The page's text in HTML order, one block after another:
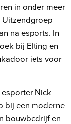
in onder meer
Uitzendgroep
na esports. In
bij Elting en
iets voor
esporter Nick
bij een moderne
bouwbedrijf en